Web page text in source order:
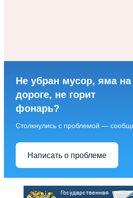
Не убран мусор, яма на
дороге, не горит
фонарь?
Столкнулись с проблемой —
Написать о проблеме